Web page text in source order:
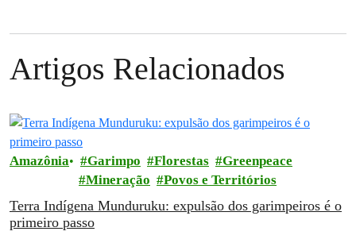
Artigos Relacionados
Amazônia Garimpo Florestas
Greenpeace
Mineração
Povos e Territórios
Terra Indígena Munduruku: expulsão dos garimpeiros é o
primeiro passo